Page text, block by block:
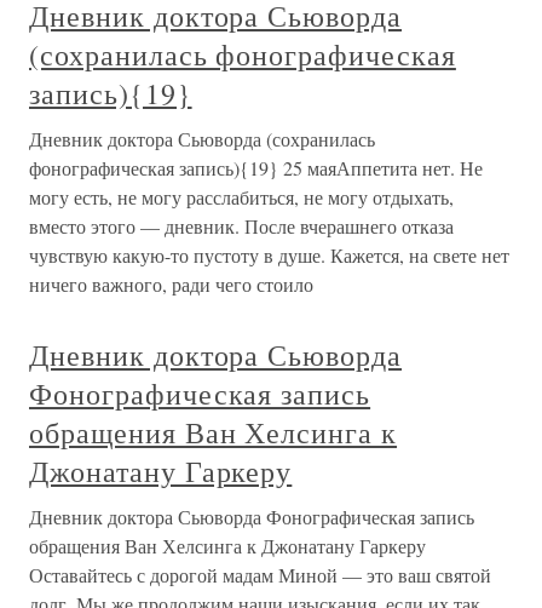
Дневник доктора Сьюворда
(сохранилась фонографическая
запись){19}
Дневник доктора Сьюворда (сохранилась
фонографическая запись){19} 25 маяАппетита нет. Не
могу есть, не могу расслабиться, не могу отдыхать,
вместо этого — дневник. После вчерашнего отказа
чувствую какую-то пустоту в душе. Кажется, на свете нет
ничего важного, ради чего стоило
Дневник доктора Сьюворда
Фонографическая запись
обращения Ван Хелсинга к
Джонатану Гаркеру
Дневник доктора Сьюворда Фонографическая запись
обращения Ван Хелсинга к Джонатану Гаркеру
Оставайтесь с дорогой мадам Миной — это ваш святой